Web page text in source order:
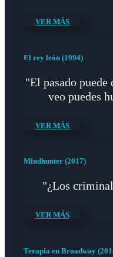
VER MÁS
El rey león (1994)
"El pasado
veo puedes
VER MÁS
Mindhunter (2017)
"¿Los
VER MÁS
Terapia en Broadway